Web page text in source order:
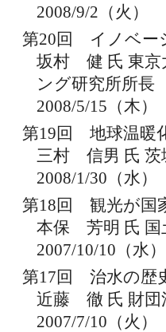
2008/9/2（火）
第20回 イノベー
坂村 健 氏 東京
ング研究所所長
2008/5/15（木）
第19回 地球温暖
三村 信男 氏 茨
2008/1/30（水）
第18回 観光が国
本保 芳明 氏 国
2007/10/10（水）
第17回 治水の歴
近藤 徹 氏 財団
2007/7/10（火）